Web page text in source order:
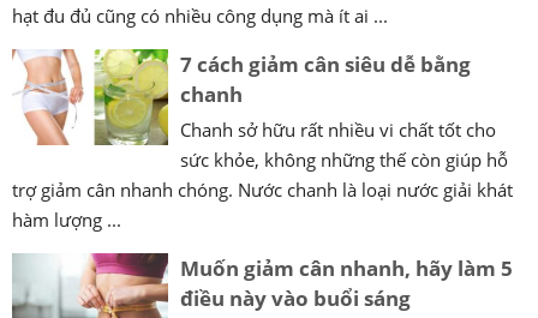
hạt đu đủ cũng có nhiều công dụng mà ít ai ...
7 cách giảm cân siêu dễ bằng
chanh
Chanh sở hữu rất nhiều vi chất tốt cho
sức khỏe, không những thế còn giúp hỗ
trợ giảm cân nhanh chóng. Nước chanh là loại nước giải khát
hàm lượng ...
Muốn giảm cân nhanh, hãy làm 5
điều này vào buổi sáng